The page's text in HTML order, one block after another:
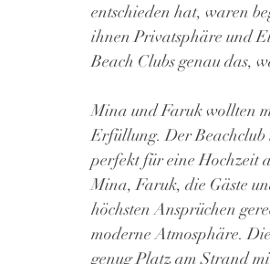
entschieden hat, waren
ihnen Privatsphäre und
Beach Clubs genau das,
Mina und Faruk wollten
Erfüllung. Der
perfekt für eine Hochzeit
Mina, Faruk, die Gäste
höchsten Ansprüchen
moderne Atmosphäre.
genug Platz am Strand